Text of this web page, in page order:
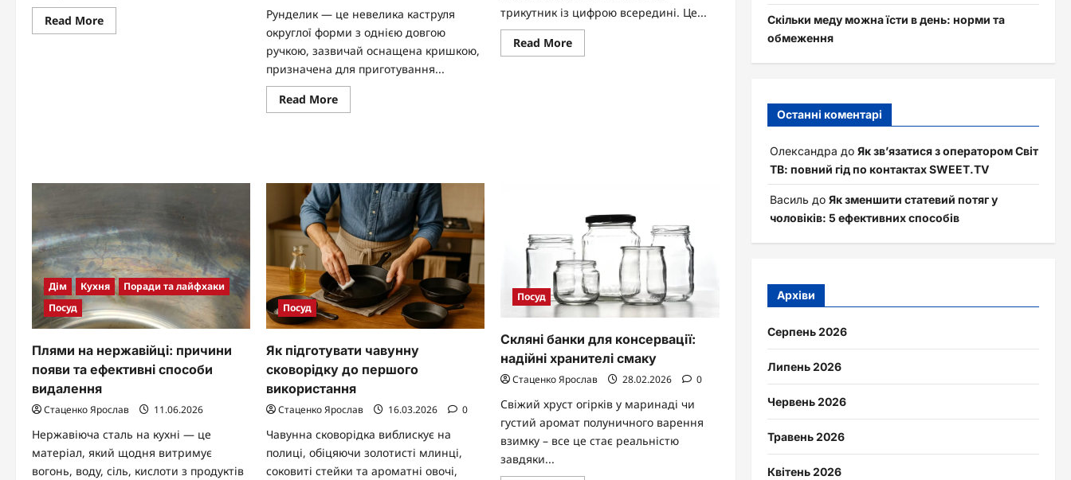
Read MoreRead
more
Рунделик — це невелика каструля
округлої форми з однією довгою
ручкою, зазвичай оснащена кришкою,
призначена для приготування...
Read MoreRead
more
з
довгою
ручкою,
яка
десятиліттями
залишається
вірним
помічником
на
українських
кухнях
трикутник із цифрою всередині. Це...
Read MoreRead
more
Дім Кухня
Поради та лайфхаки
Посуд
Плями на нержавійці: причини
появи та ефективні способи
видалення
Стаценко Ярослав 11.06.2026
Нержавіюча сталь на кухні — це
матеріал, який щодня витримує
вогонь, воду, сіль, кислоти з продуктів
Посуд
Як підготувати чавунну
сковорідку до першого
використання
Стаценко Ярослав 16.03.2026 0
Чавунна сковорідка виблискує на
полиці, обіцяючи золотисті млинці,
соковиті стейки та ароматні овочі,
Посуд
Скляні банки для консервації:
надійні хранителі смаку
Стаценко Ярослав 28.02.2026 0
Свіжий хруст огірків у маринаді чи
густий аромат полуничного варення
взимку – все це стає реальністю
завдяки...
Скільки меду можна їсти в день: норми та
обмеження
Останні коментарі
Олександра до Як зв’язатися з оператором Світ
ТВ: повний гід по контактах SWEET.TV
Василь до Як зменшити статевий потяг у
чоловіків: 5 ефективних способів
Архіви
Серпень 2026
Липень 2026
Червень 2026
Травень 2026
Квітень 2026